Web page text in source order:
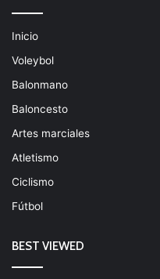
Inicio
Voleybol
Balonmano
Baloncesto
Artes marciales
Atletismo
Ciclismo
Fútbol
BEST VIEWED